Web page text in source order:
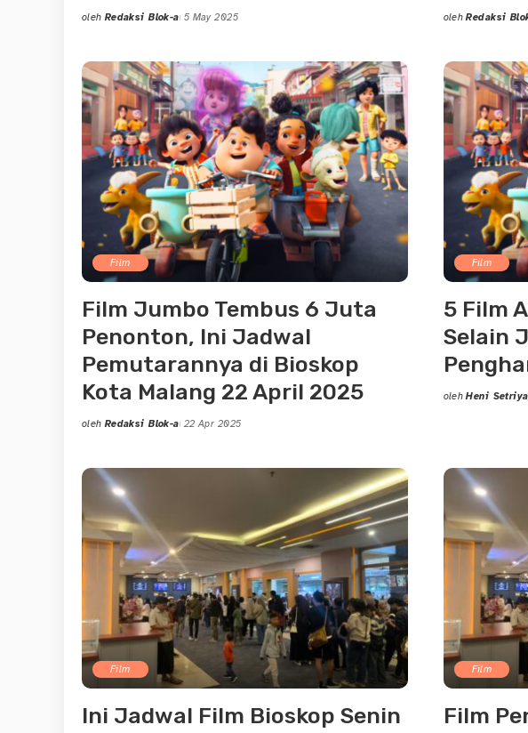
Posted
oleh Redaksi Blok-a 5 May 2025
Posted
oleh Redaksi
Film
Film Jumbo Tembus 6 Juta
Penonton, Ini Jadwal
Pemutarannya di Bioskop
Kota Malang 22 April 2025
Posted
oleh Redaksi Blok-a 22 Apr 2025
Film
5 Film
Selain
Posted
oleh Heni
Film
Ini Jadwal Film Bioskop Senin
Film
Film